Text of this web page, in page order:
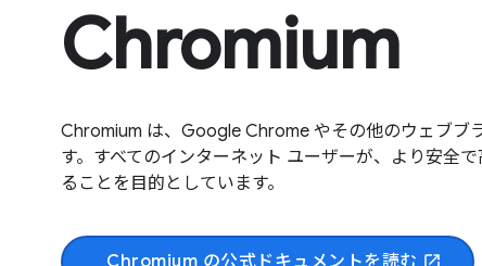
Chromium
Chromium は、Google Chrome やその他のウェブブ
す。すべてのインターネット ユーザーが、より安全
ることを目的としています。
open_in_new